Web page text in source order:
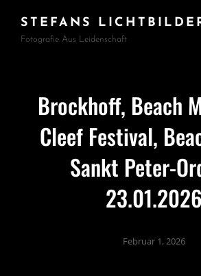
STEFANS
Fotografie Aus Leidenschaft
Brockhoff, Beach
Cleef Festival,
Sankt Peter-
23.01.2026
Februar 1, 2026